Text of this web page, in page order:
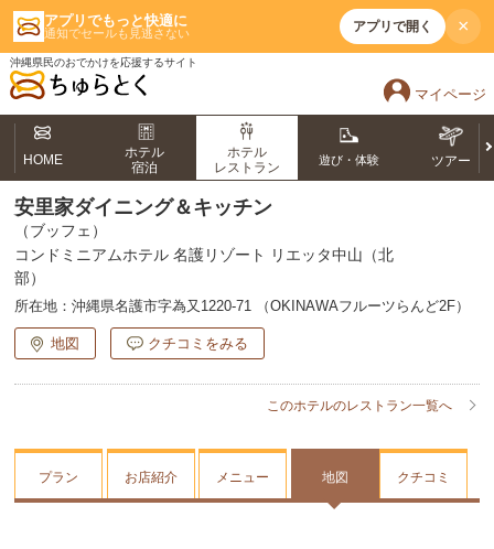
アプリでもっと快適に
通知でセールも見逃さない アプリで開く ×
沖縄県民のおでかけを応援するサイト
マイページ
HOME
ホテル
宿泊
ホテル
レストラン
遊び・体験 ツアー
安里家ダイニング＆キッチン
（ブッフェ）
コンドミニアムホテル 名護リゾート リエッタ中山（北
部）
所在地： 沖縄県名護市字為又1220-71 （OKINAWAフルーツらんど2F）
地図 クチコミをみる
このホテルのレストラン一覧へ
プラン お店紹介 メニュー 地図 クチコミ